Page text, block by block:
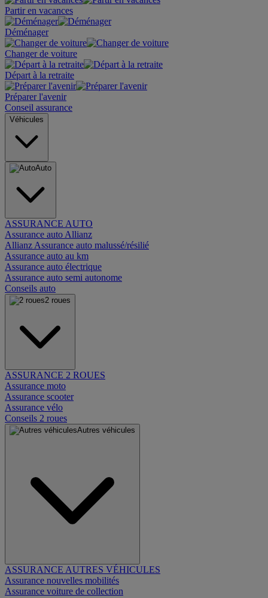
Partir en vacances
Déménager
Changer de voiture
Départ à la retraite
Préparer l'avenir
Conseil assurance
Véhicules
Auto
ASSURANCE AUTO
Assurance auto Allianz
Allianz Assurance auto malussé/résilié
Assurance auto au km
Assurance auto électrique
Assurance auto semi autonome
Conseils auto
2 roues
ASSURANCE 2 ROUES
Assurance moto
Assurance scooter
Assurance vélo
Conseils 2 roues
Autres véhicules
ASSURANCE AUTRES VÉHICULES
Assurance nouvelles mobilités
Assurance voiture de collection